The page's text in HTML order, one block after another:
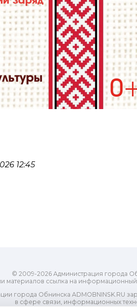
12:45
© 2009-2026 Администрация города
материалов ссылка на
города Обнинска ADMOBNINSK.RU
в сфере связи, информационных